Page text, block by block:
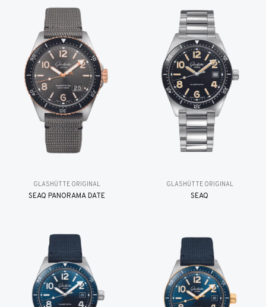
GLASHÜTTE ORIGINAL
SEAQ PANORAMA DATE
GLASHÜTTE ORIGINAL
SEAQ